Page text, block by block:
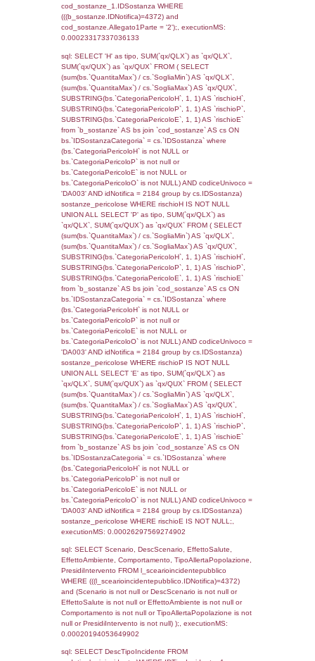
cod_territori_tipologia.IDTerritorioTP)
(((f_territori_limitrofi.IDNotifica)=4372) AND
((f_territori_limitrofi.IDTipoTerritorio)=6)),
0.00024604797363281
sql: SELECT f_territori_limitrofi.Distanza,
f_territori_limitrofi.Direzione,
f_territori_limitrofi.Denominazione,
rofi.DescAltro FROM f_territori_limitrofi
cod_territori_tipologia ON
(f_territori_limitrofi.IDTipologiaTerritorio =
cod_territori_tipologia.IDTipologiaTerritorio)
(f_territori_limitrofi.IDTipoTerritorio =
cod_territori_tipologia.IDTerritorioTP)
(((f_territori_limitrofi.IDNotifica)=4372) AND
((f_territori_limitrofi.IDTipoTerritorio)=7)),
0.0002439022064209
sql: SELECT f_territori_limitrofi.Distanza,
f_territori_limitrofi.Direzione,
f_territori_limitrofi.Denominazione,
rofi.DescAltro FROM f_territori_limitrofi
cod_territori_tipologia ON
(f_territori_limitrofi.IDTipologiaTerritorio =
cod_territori_tipologia.IDTipologiaTerritorio)
(f_territori_limitrofi.IDTipoTerritorio =
cod_territori_tipologia.IDTerritorioTP)
(((f_territori_limitrofi.IDNotifica)=4372) AND
((f_territori_limitrofi.IDTipoTerritorio)=8)),
0.00024199485778809
sql: SELECT
reg_f_territori_limitrofi.Direzione,
reg_f_territori_limitrofi.Denominazione,
_limitrofi.DescAltro FROM
JOIN cod_territori_tipologia ON
(reg_f_territori_limitrofi.IDTipologiaTerritorio =